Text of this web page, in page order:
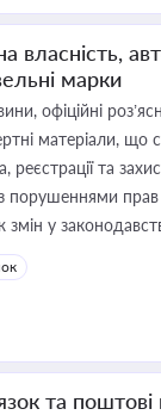
власність,
марки
офіційні
матеріали, що
реєстрації та
порушеннями прав
змін у
та поштові